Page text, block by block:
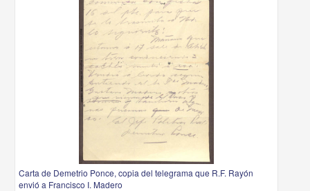
Carta de Demetrio Ponce, copia del telegrama que R.F. Rayón
envió a Francisco I. Madero